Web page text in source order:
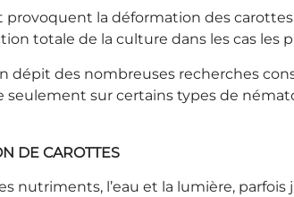
la déformation des
totale de la culture dans les cas les
dépit des nombreuses recherches
seulement sur certains types de
DE CAROTTES
nutriments, l’eau et la lumière, parfois